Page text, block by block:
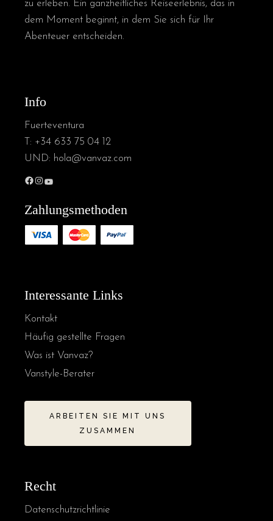
zu erleben. Ein ganzheitliches Reiseerlebnis, das in
dem Moment beginnt, in dem Sie sich für Ihr
Abenteuer entscheiden.
Info
Fuerteventura
T: +34 633 75 04 12
UND: hola@vanvaz.com
Facebook
Instagram
YouTube
Zahlungsmethoden
Interessante Links
Kontakt
Häufig gestellte Fragen
Was ist Vanvaz?
Vanstyle-Berater
ARBEITEN SIE MIT UNS
ZUSAMMEN
Recht
Datenschutzrichtlinie